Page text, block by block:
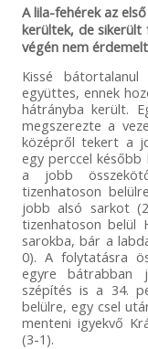
A lila-fehérek az
kerültek, de sikerült
végén nem
Kissé
együttes, ennek
hátrányba került.
megszerezte a
középről tekert a
egy perccel
a jobb
tizenhatoson
jobb alsó sarkot
tizenhatoson
sarokba, bár a
0). A folytatásra
egyre bátrabban
szépítés is a 34.
belülre, egy csel
menteni igyekvő
(3-1).